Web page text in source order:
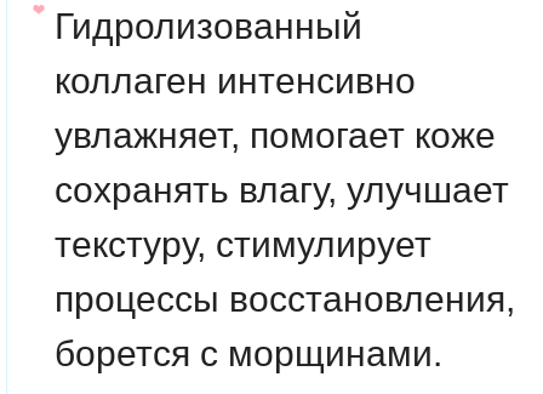
Гидролизованный
коллаген интенсивно
увлажняет, помогает коже
сохранять влагу, улучшает
текстуру, стимулирует
процессы восстановления,
борется с морщинами.